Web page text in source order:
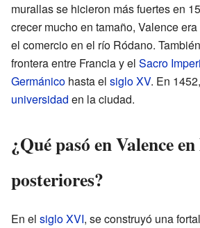
murallas se hicieron más fuertes en
crecer mucho en tamaño, Valence
el comercio en el río Ródano.
frontera entre Francia y el Sacro
Germánico hasta el siglo XV. En
universidad en la ciudad.
¿Qué pasó en Valence
posteriores?
En el siglo XVI, se construyó una